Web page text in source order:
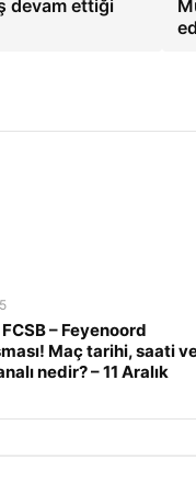
devam ettiği
– Feyenoord
Maç tarihi, saati
nedir? – 11 Aralık